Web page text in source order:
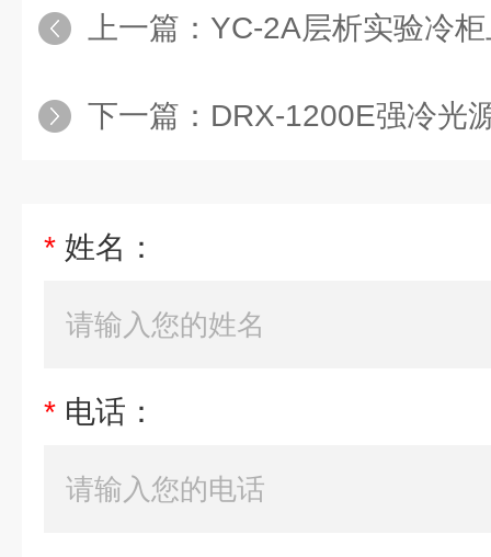
上一篇： YC-2A层析实验冷
下一篇： DRX-1200E强冷光
* 姓名：
* 电话：